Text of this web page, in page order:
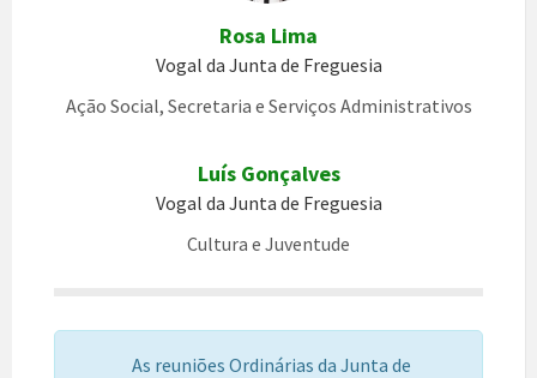
Rosa Lima
Vogal da Junta de Freguesia
Ação Social, Secretaria e Serviços Administrativos
Luís Gonçalves
Vogal da Junta de Freguesia
Cultura e Juventude
As reuniões Ordinárias da Junta de